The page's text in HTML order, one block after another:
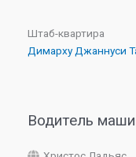
Штаб-квартира
Димарху Джаннуси
Водитель